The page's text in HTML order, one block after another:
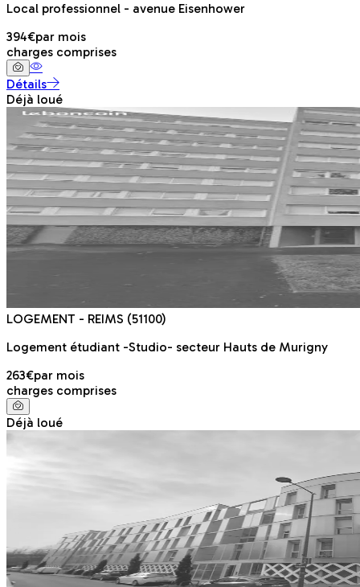
Local professionnel - avenue Eisenhower
394€par mois
charges comprises
Détails
Déjà loué
LOGEMENT - REIMS (51100)
Logement étudiant -Studio- secteur Hauts de Murigny
263€par mois
charges comprises
Déjà loué